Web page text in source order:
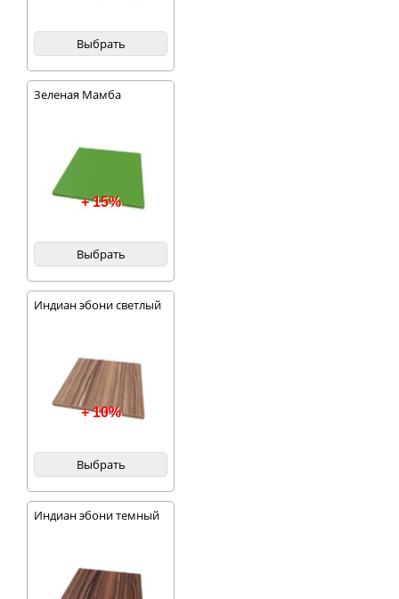
Выбрать
Зеленая Мамба
+ 15%
Выбрать
Индиан эбони светлый
+ 10%
Выбрать
Индиан эбони темный